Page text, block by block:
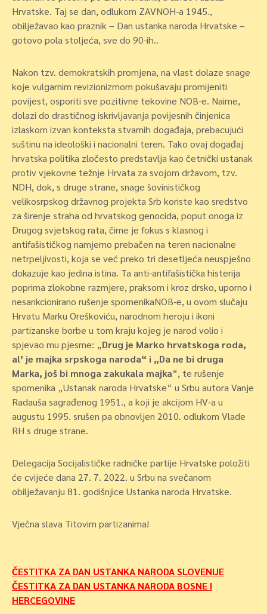
Hrvatske. Taj se dan, odlukom ZAVNOH-a 1945.,
obilježavao kao praznik – Dan ustanka naroda Hrvatske –
gotovo pola stoljeća, sve do 90-ih..
Nakon tzv. demokratskih promjena, na vlast dolaze snage
koje vulgarnim revizionizmom pokušavaju promijeniti
povijest, osporiti sve pozitivne tekovine NOB-e. Naime,
dolazi do drastičnog iskrivljavanja povijesnih činjenica
izlaskom izvan konteksta stvarnih događaja, prebacujući
suštinu na ideološki i nacionalni teren. Tako ovaj događaj
hrvatska politika zločesto predstavlja kao četnički ustanak
protiv vjekovne težnje Hrvata za svojom državom, tzv.
NDH, dok, s druge strane, snage šovinističkog
velikosrpskog državnog projekta Srb koriste kao sredstvo
za širenje straha od hrvatskog genocida, poput onoga iz
Drugog svjetskog rata, čime je fokus s klasnog i
antifašističkog namjerno prebačen na teren nacionalne
netrpeljivosti, koja se već preko tri desetljeća neuspješno
dokazuje kao jedina istina. Ta anti-antifašistička histerija
poprima zlokobne razmjere, praksom i kroz drsko, uporno i
nesankcionirano rušenje spomenikaNOB-e, u ovom slučaju
Hrvatu Marku Oreškoviću, narodnom heroju i ikoni
partizanske borbe u tom kraju kojeg je narod volio i
spjevao mu pjesme: „Drug je Marko hrvatskoga roda,
al’ je majka srpskoga naroda“ i „Da ne bi druga
Marka, još bi mnoga zakukala majka“, te rušenje
spomenika „Ustanak naroda Hrvatske“ u Srbu autora Vanje
Radauša sagrađenog 1951., a koji je akcijom HV-a u
augustu 1995. srušen pa obnovljen 2010. odlukom Vlade
RH s druge strane.
Delegacija Socijalističke radničke partije Hrvatske položiti
će cvijeće dana 27. 7. 2022. u Srbu na svečanom
obilježavanju 81. godišnjice Ustanka naroda Hrvatske.
Vječna slava Titovim partizanima!
Navigacija
objava
ČESTITKA ZA DAN USTANKA NARODA SLOVENIJE
ČESTITKA ZA DAN USTANKA NARODA BOSNE I
HERCEGOVINE